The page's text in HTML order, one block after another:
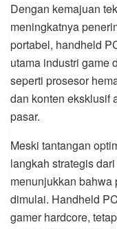
Dengan kemajuan
meningkatnya
portabel, handheld
utama industri game
seperti prosesor
dan konten eksklusif
pasar.
Meski tantangan
langkah strategis
menunjukkan
dimulai. Handheld
gamer hardcore,